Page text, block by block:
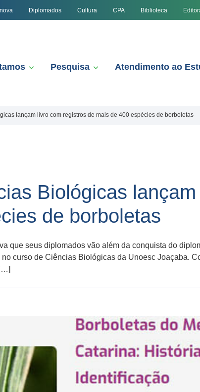
Diplomados Cultura CPA Biblioteca
Pesquisa Atendimento ao
lançam livro com registros de mais de 400 espécies de borboletas
Biológicas
de borboletas
que seus diplomados vão além da conquista do
curso de Ciências Biológicas da Unoesc Joaçaba.